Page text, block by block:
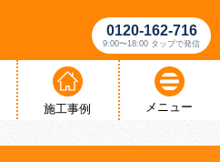
0120-162-716
9:00〜18:00 タップで発信
施工事例 メニュー